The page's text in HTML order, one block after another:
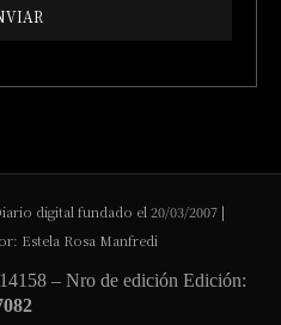
digital fundado el 20/03/2007 |
Estela Rosa Manfredi
– Nro de edición Edición: